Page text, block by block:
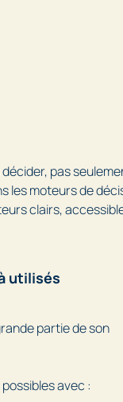
pas
les moteurs de
clairs,
utilisés
partie de son
avec :